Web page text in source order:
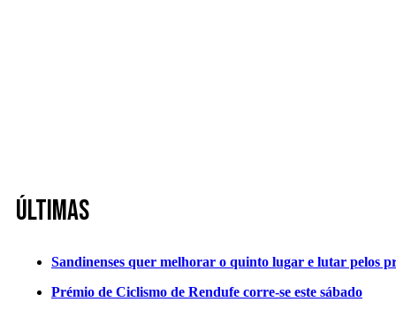
Últimas
Sandinenses quer melhorar o quinto lugar e lutar pelos
Prémio de Ciclismo de Rendufe corre-se este sábado